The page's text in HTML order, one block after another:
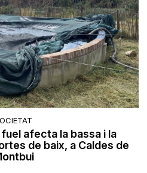
afecta la bassa i la
de baix, a Caldes de